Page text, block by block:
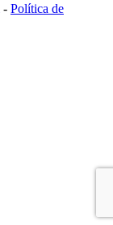
- Política de